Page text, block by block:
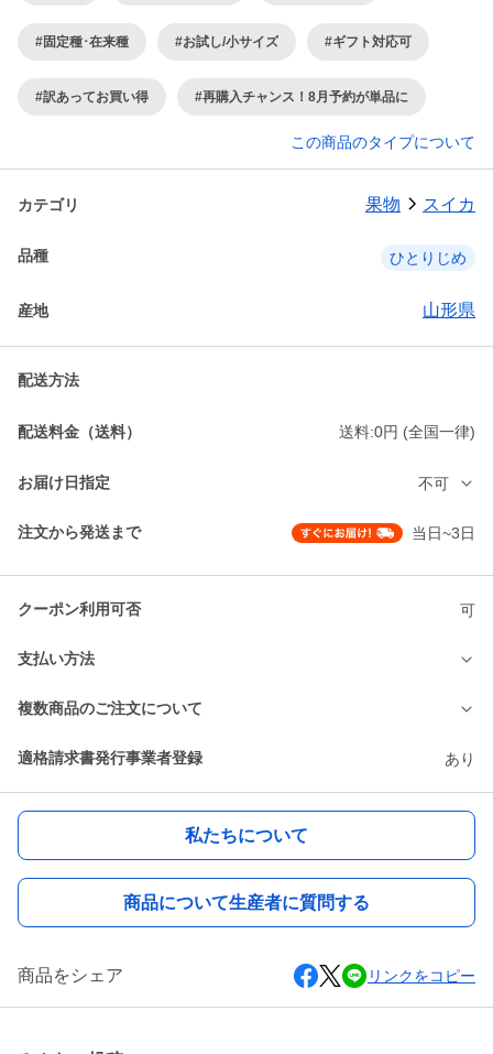
#固定種･在来種 #お試し/小サイズ #ギフト対応可
#訳あってお買い得 #再購入チャンス！8月予約が単品に
この商品のタイプについて
カテゴリ 果物 スイカ
品種 ひとりじめ
産地 山形県
配送方法
配送料金（送料） 送料:0円 (全国一律)
お届け日指定 不可
注文から発送まで 当日~3日
クーポン利用可否 可
支払い方法
複数商品のご注文について
適格請求書発行事業者登録 あり
私たちについて
商品について生産者に質問する
商品をシェア リンクをコピー